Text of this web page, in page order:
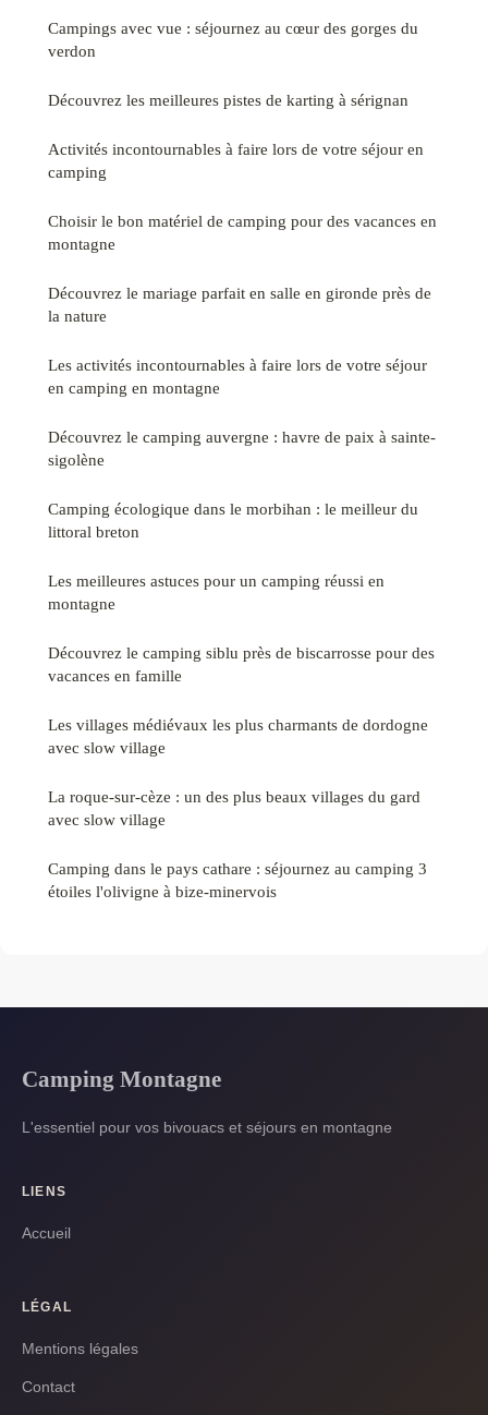
Campings avec vue : séjournez au cœur des gorges du
verdon
Découvrez les meilleures pistes de karting à sérignan
Activités incontournables à faire lors de votre séjour en
camping
Choisir le bon matériel de camping pour des vacances en
montagne
Découvrez le mariage parfait en salle en gironde près de
la nature
Les activités incontournables à faire lors de votre séjour
en camping en montagne
Découvrez le camping auvergne : havre de paix à sainte-
sigolène
Camping écologique dans le morbihan : le meilleur du
littoral breton
Les meilleures astuces pour un camping réussi en
montagne
Découvrez le camping siblu près de biscarrosse pour des
vacances en famille
Les villages médiévaux les plus charmants de dordogne
avec slow village
La roque-sur-cèze : un des plus beaux villages du gard
avec slow village
Camping dans le pays cathare : séjournez au camping 3
étoiles l'olivigne à bize-minervois
Camping Montagne
L'essentiel pour vos bivouacs et séjours en montagne
LIENS
Accueil
LÉGAL
Mentions légales
Contact